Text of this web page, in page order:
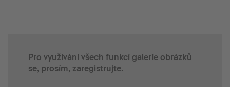
Pro využívání všech funkcí galerie obrázků
se, prosím, zaregistrujte.